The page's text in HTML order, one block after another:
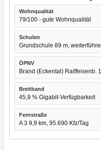
Wohnqualität
79/100 - gute Wohnqualität
Schulen
Grundschule 89 m,
ÖPNV
Brand (Eckental) Raiffeisenb.
Breitband
45,9 % Gigabit-Verfügbarkeit
Fernstraße
A 3 9,9 km, 95.690 Kfz/Tag